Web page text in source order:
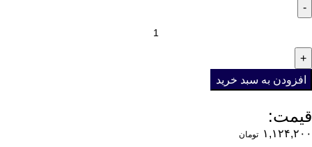
افزودن به سبد خرید
قیمت:
۱,۱۲۴,۲۰۰ تومان